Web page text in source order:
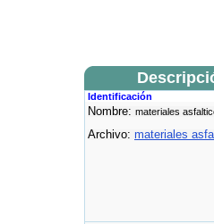
Identificación
Nombre: materiales
Archivo: materiales